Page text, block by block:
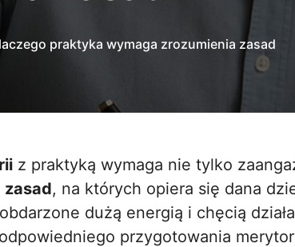
praktyka wymaga zrozumienia zasad
z praktyką wymaga nie tylko
zasad, na których opiera się dana
dużą energią i chęcią
przygotowania